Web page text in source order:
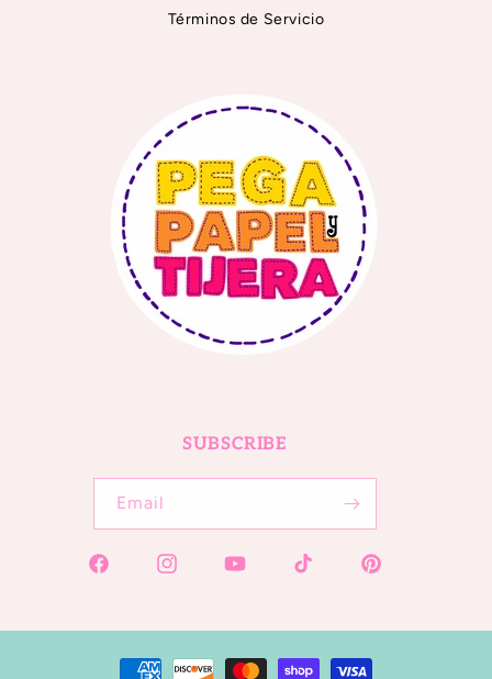
Términos de Servicio
SUBSCRIBE
Email
Facebook Instagram YouTube TikTok Pinterest
Payment